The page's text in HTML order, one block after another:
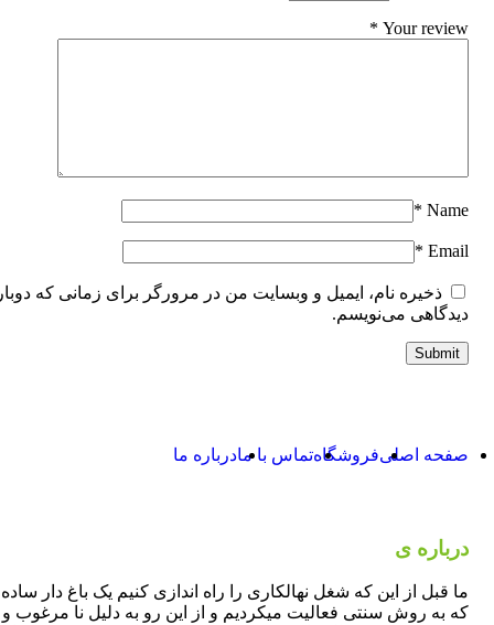
Your review
*
Name
*
Email
*
ذخیره نام، ایمیل و وبسایت من در مرورگر برای زمانی که
دیدگاهی می‌نویسم.
صفحه اصلیفروشگاهتماس با مادرباره ما
درباره ی
ما قبل از این که شغل نهالکاری را راه اندازی کنیم یک باغ دار ساده
که به روش سنتی فعالیت میکردیم و از این رو به دلیل نا مرغوب و